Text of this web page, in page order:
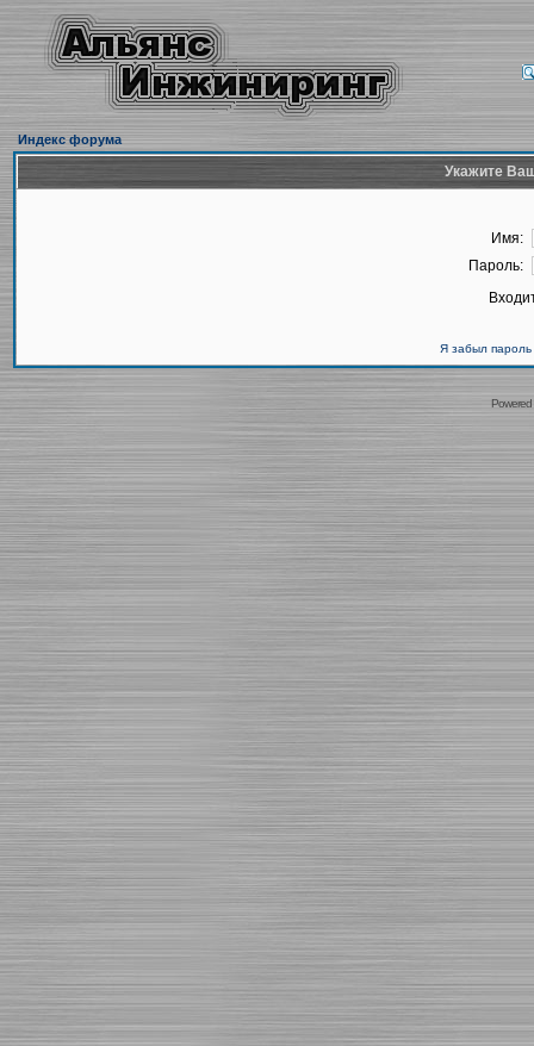
Индекс форума
Укажите
Имя:
Пароль:
Я забыл пароль